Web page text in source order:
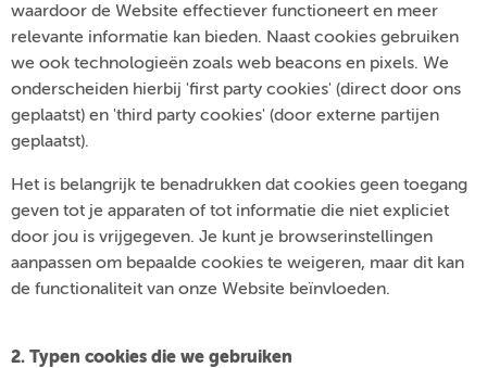
waardoor de Website effectiever functioneert en meer
relevante informatie kan bieden. Naast cookies gebruiken
we ook technologieën zoals web beacons en pixels. We
onderscheiden hierbij 'first party cookies' (direct door ons
geplaatst) en 'third party cookies' (door externe partijen
geplaatst).
Het is belangrijk te benadrukken dat cookies geen toegang
geven tot je apparaten of tot informatie die niet expliciet
door jou is vrijgegeven. Je kunt je browserinstellingen
aanpassen om bepaalde cookies te weigeren, maar dit kan
de functionaliteit van onze Website beïnvloeden.
2. Typen cookies die we gebruiken